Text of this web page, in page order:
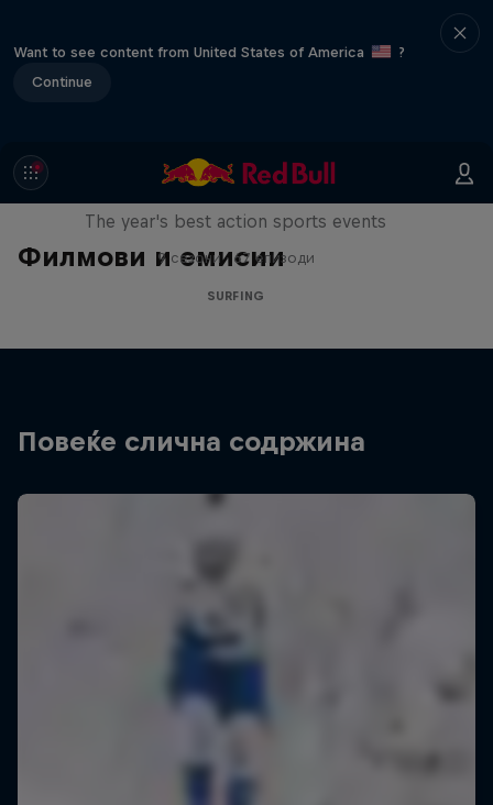
Want to see content from United States of America
?
Continue
Филмови и емисии
Red Bull Signature Series
The year's best action sports events
9 сезони · 67 епизоди
SURFING
Повеќе слична содржина